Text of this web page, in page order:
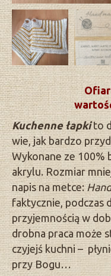
Kuchenne łapkito
wie, jak bardzo
Wykonane ze 100%
akrylu. Rozmiar
napis na metce:
faktycznie, podczas
przyjemnością w
drobna praca może
czyjejś kuchni –
przy Bogu…